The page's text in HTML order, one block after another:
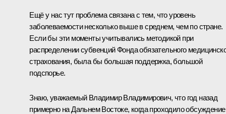
Ещё у нас тут проблема связана с тем, что уровень
заболеваемости несколько выше в среднем, чем по стране.
Если бы эти моменты учитывались методикой при
распределении субвенций Фонда обязательного
страхования, была бы большая поддержка, большой
подспорье.
Знаю, уважаемый Владимир Владимирович, что год назад
примерно на Дальнем Востоке, когда проходило обсуждение